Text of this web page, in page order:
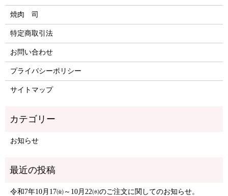
焼肉 司
特定商取引法
お問い合わせ
プライバシーポリシー
サイトマップ
お知らせ
令和7年10月17㈮～10月22㈬のご注文に関してのお知らせ。